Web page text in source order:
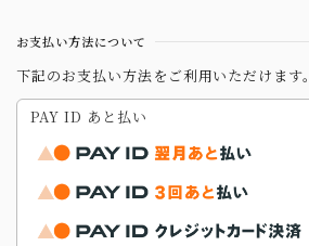
お支払い方法について
下記のお支払い方法をご利用いただけます。
PAY ID あと払い